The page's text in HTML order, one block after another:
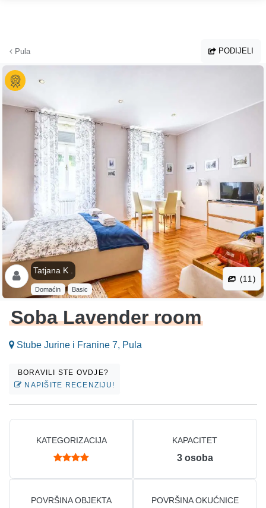
Pula PODIJELI
Tatjana K .
Domaćin Basic
(11)
Soba Lavender room
Stube Jurine i Franine 7, Pula
BORAVILI STE OVDJE?
NAPIŠITE RECENZIJU!
KATEGORIZACIJA KAPACITET
3 osoba
POVRŠINA OBJEKTA POVRŠINA OKUĆNICE